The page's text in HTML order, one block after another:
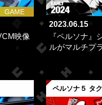
GAME
映像
2023.06.15
『ペルソナ』
ルがマルチプ
ペルソナ５ タ